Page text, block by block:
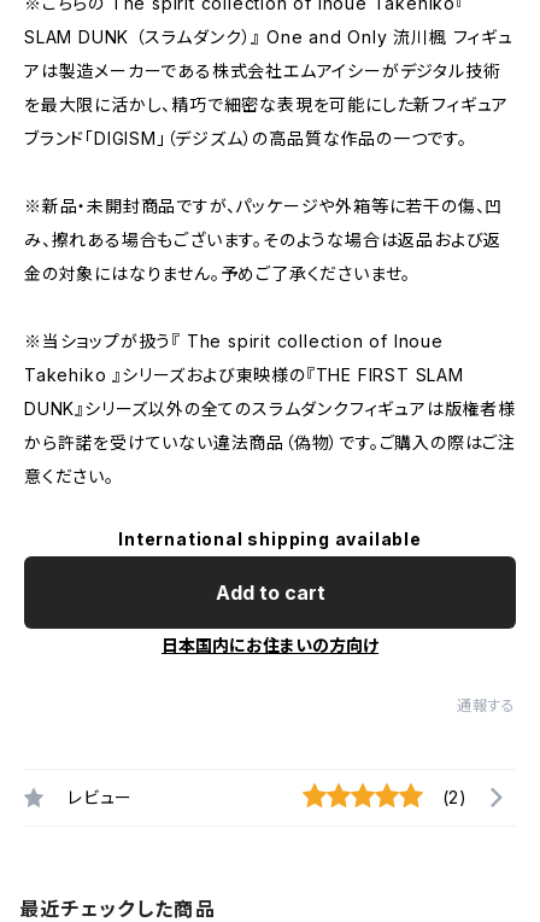
SLAM DUNK （スラムダンク）』 One and Only 流川楓 フィギュ
アは製造メーカーである株式会社エムアイシーがデジタル技術
を最大限に活かし、精巧で細密な表現を可能にした新フィギュア
ブランド「DIGISM」（デジズム）の高品質な作品の一つです。
※新品・未開封商品ですが、パッケージや外箱等に若干の傷、凹
み、擦れある場合もございます。そのような場合は返品および返
金の対象にはなりません。予めご了承くださいませ。
※当ショップが扱う『 The spirit collection of Inoue
Takehiko 』シリーズおよび東映様の『THE FIRST SLAM
DUNK』シリーズ以外の全てのスラムダンクフィギュアは版権者様
から許諾を受けていない違法商品（偽物）です。ご購入の際はご注
意ください。
International shipping available
Add to cart
日本国内にお住まいの方向け
通報する
レビュー (2)
最近チェックした商品